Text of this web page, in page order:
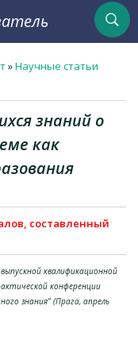
»Научные статьи
знаний о
как
составленный
квалификационной
конференции
знания" (Прага, апрель